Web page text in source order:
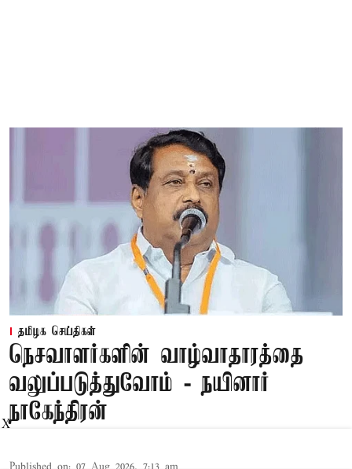
தமிழக செய்திகள்
நெசவாளர்களின் வாழ்வாதாரத்தை
வலுப்படுத்துவோம் - நயினார்
நாகேந்திரன்
X